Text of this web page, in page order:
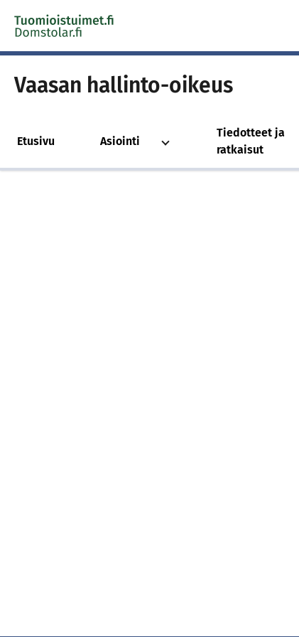
Skip to content -saavutettavuusohje
Vaasan hallinto-oikeus
Etusivu Asiointi
Tiedotteet ja
ratkaisut